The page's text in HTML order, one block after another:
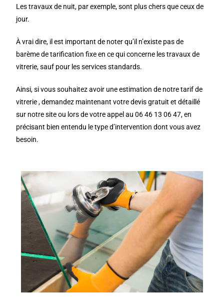
Les travaux de nuit, par exemple, sont plus chers que ceux de
jour.
À vrai dire, il est important de noter qu’il n’existe pas de
barème de tarification fixe en ce qui concerne les travaux de
vitrerie, sauf pour les services standards.
Ainsi, si vous souhaitez avoir une estimation de notre tarif de
vitrerie , demandez maintenant votre devis gratuit et détaillé
sur notre site ou lors de votre appel au 06 46 13 06 47, en
précisant bien entendu le type d’intervention dont vous avez
besoin.